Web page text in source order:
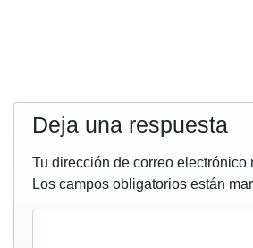
Deja una respuesta
Tu dirección de correo electrónico
Los campos obligatorios están